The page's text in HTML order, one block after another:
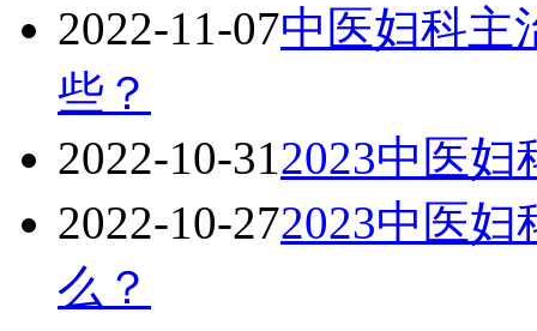
2022-11-07中医妇科主
些？
2022-10-312023中医
2022-10-272023中医
么？